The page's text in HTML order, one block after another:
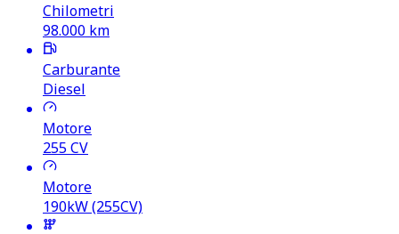
Chilometri
98.000 km
Carburante
Diesel
Motore
255CV
Motore
190kW (255CV)